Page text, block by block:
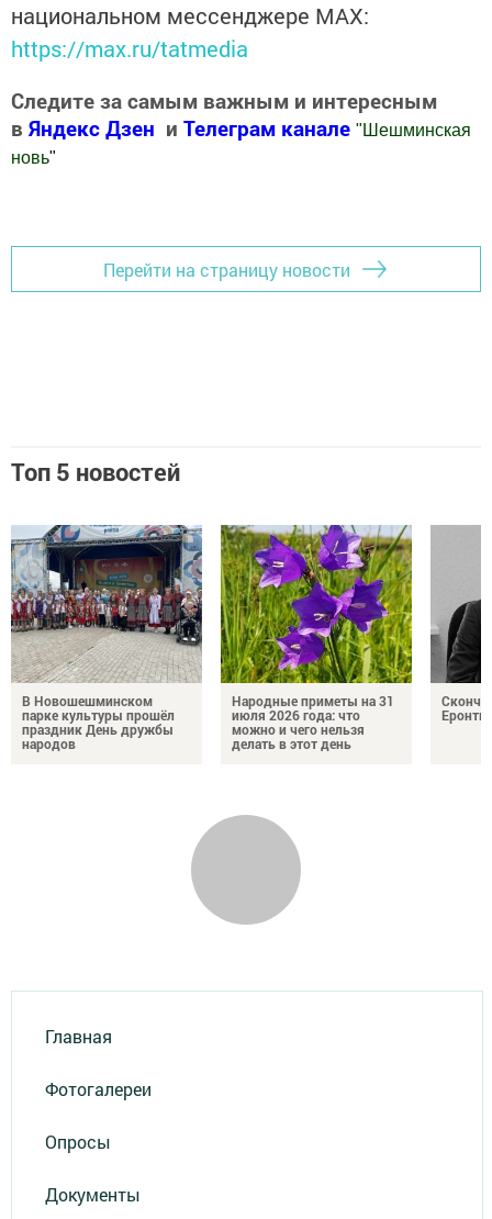
национальном мессенджере MАХ:
https://max.ru/tatmedia
Следите за самым важным и интересным
в Яндекс Дзен и Телеграм канале "Шешминская
новь"
Перейти на страницу новости
Топ 5 новостей
В Новошешминском
парке культуры прошёл
праздник День дружбы
народов
Народные приметы на 31
июля 2026 года: что
можно и чего нельзя
делать в этот день
Главная
Фотогалереи
Опросы
Документы